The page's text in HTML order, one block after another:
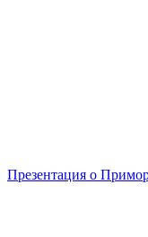
Презентация о